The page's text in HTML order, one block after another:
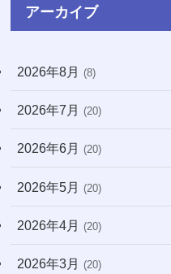
アーカイブ
2026年8月 (8)
2026年7月 (20)
2026年6月 (20)
2026年5月 (20)
2026年4月 (20)
2026年3月 (20)